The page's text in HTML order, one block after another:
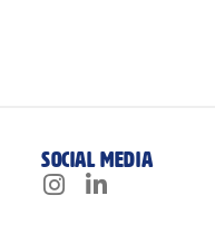
Social media